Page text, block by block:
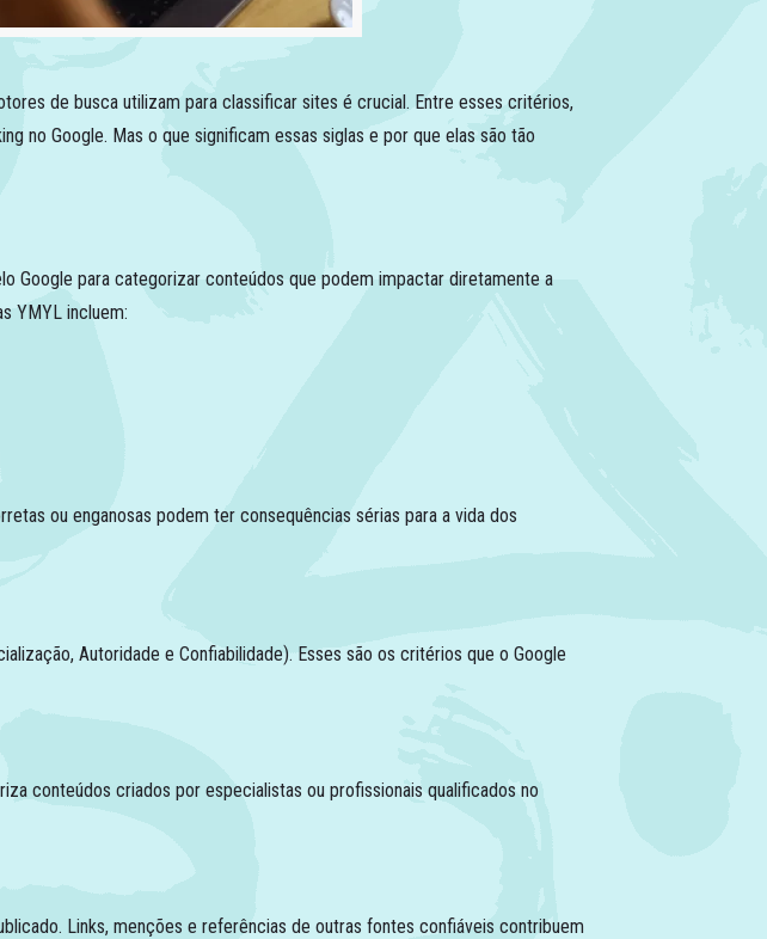
de busca utilizam para classificar sites é crucial. Entre esses critérios,
no Google. Mas o que significam essas siglas e por que elas são tão
Google para categorizar conteúdos que podem impactar diretamente a
YMYL incluem:
ou enganosas podem ter consequências sérias para a vida dos
Autoridade e Confiabilidade). Esses são os critérios que o Google
conteúdos criados por especialistas ou profissionais qualificados no
Links, menções e referências de outras fontes confiáveis contribuem